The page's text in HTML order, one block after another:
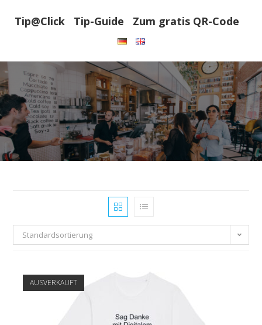
InhaltTip@Click Tip-Guide Zum gratis QR-Code
Standardsortierung
AUSVERKAUFT